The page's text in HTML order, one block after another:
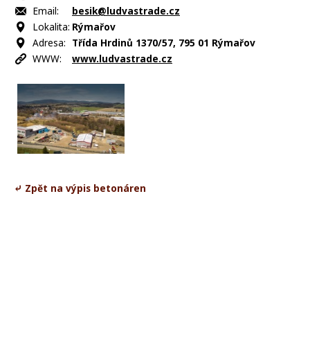
Email:
besik@ludvastrade.cz
Lokalita: Rýmařov
Adresa: Třída Hrdinů 1370/57, 795 01 Rýmařov
WWW:
www.ludvastrade.cz
⤶ Zpět na výpis betonáren